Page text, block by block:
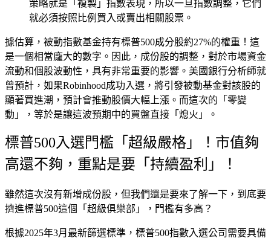
策略就是「複製」指數表現，所以一旦指數調整，它們
就必須按照比例買入或賣出相關股票。
據估算， 被動指數基金持有標普500成分股約27%的權重 ！這
是一個相當龐大的數字。因此，成份股的調整，對於市場資金
流動和個股波動性，具有非常重要的影響。美國銀行分析師就
曾預計，如果Robinhood成功入選，將引發被動基金對該股的
顯著買進潮，預計會推動股價大幅上漲。而這次的「零變
動」，等於是讓這波預期中的買盤直接「熄火」。
標普500入選門檻「超級嚴格」！市值夠
高還不夠，重點是要「持續盈利」！
雖然這次沒有新增成份股，但我們還是要來了解一下，到底要
擠進標普500這個「超級俱樂部」，門檻有多高？
根據2025年3月最新篩選標準 ，標普500指數入選公司需要具備